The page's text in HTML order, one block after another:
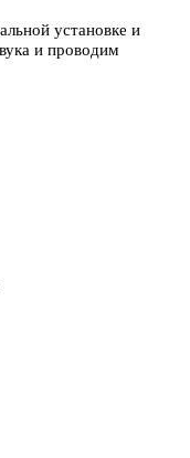
установке и
и проводим